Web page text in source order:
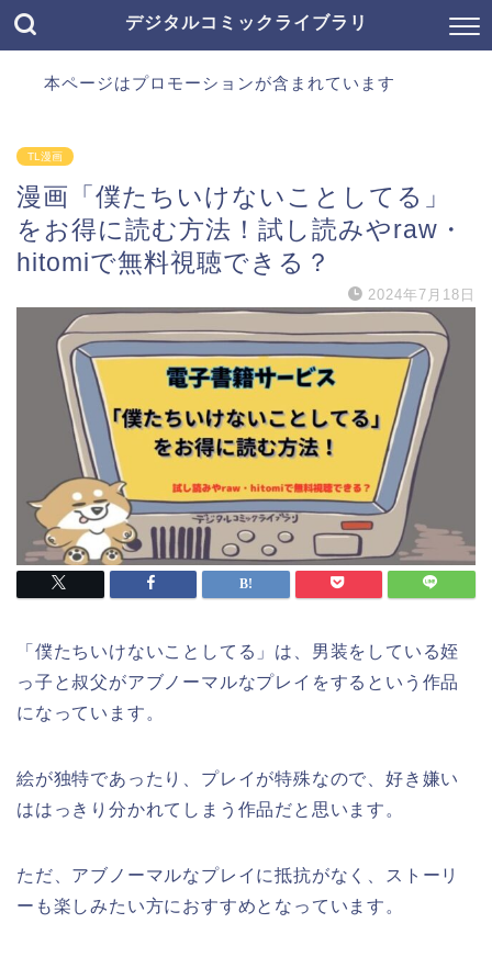
デジタルコミックライブラリ
本ページはプロモーションが含まれています
TL漫画
漫画「僕たちいけないことしてる」
をお得に読む方法！試し読みやraw・
hitomiで無料視聴できる？
2024年7月18日
「僕たちいけないことしてる」は、男装をしている姪
っ子と叔父がアブノーマルなプレイをするという作品
になっています。
絵が独特であったり、プレイが特殊なので、好き嫌い
ははっきり分かれてしまう作品だと思います。
ただ、アブノーマルなプレイに抵抗がなく、ストーリ
ーも楽しみたい方におすすめとなっています。